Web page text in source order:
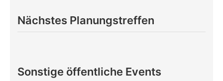
Nächstes Planungstreffen
Sonstige öffentliche Events